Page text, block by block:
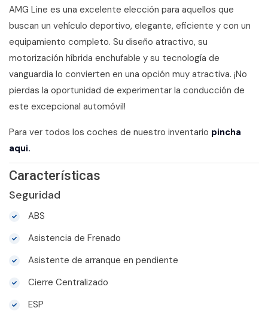
AMG Line es una excelente elección para aquellos que
buscan un vehículo deportivo, elegante, eficiente y con un
equipamiento completo. Su diseño atractivo, su
motorización híbrida enchufable y su tecnología de
vanguardia lo convierten en una opción muy atractiva. ¡No
pierdas la oportunidad de experimentar la conducción de
este excepcional automóvil!
Para ver todos los coches de nuestro inventario pincha
aqui.
Características
Seguridad
ABS
Asistencia de Frenado
Asistente de arranque en pendiente
Cierre Centralizado
ESP